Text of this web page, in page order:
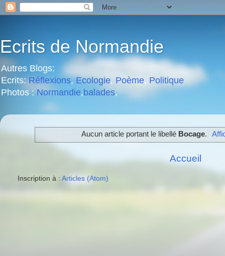
Ecrits de Normandie
Autres Blogs:
Ecrits:Réflexions,Ecologie, Poème, Politique
Photos :Normandie,balades,
Aucun article portant le libellé Bocage.
Accueil
Inscription à : Articles (Atom)